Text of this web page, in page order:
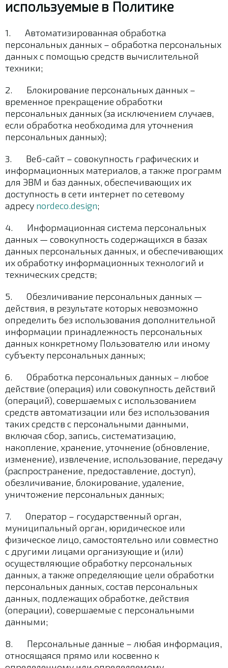
используемые в Политике
1. Автоматизированная обработка
персональных данных – обработка персональных
данных с помощью средств вычислительной
техники;
2. Блокирование персональных данных –
временное прекращение обработки
персональных данных (за исключением случаев,
если обработка необходима для уточнения
персональных данных);
3. Веб-сайт – совокупность графических и
информационных материалов, а также программ
для ЭВМ и баз данных, обеспечивающих их
доступность в сети интернет по сетевому
адресу nordeco.design;
4. Информационная система персональных
данных — совокупность содержащихся в базах
данных персональных данных, и обеспечивающих
их обработку информационных технологий и
технических средств;
5. Обезличивание персональных данных —
действия, в результате которых невозможно
определить без использования дополнительной
информации принадлежность персональных
данных конкретному Пользователю или иному
субъекту персональных данных;
6. Обработка персональных данных – любое
действие (операция) или совокупность действий
(операций), совершаемых с использованием
средств автоматизации или без использования
таких средств с персональными данными,
включая сбор, запись, систематизацию,
накопление, хранение, уточнение (обновление,
изменение), извлечение, использование, передачу
(распространение, предоставление, доступ),
обезличивание, блокирование, удаление,
уничтожение персональных данных;
7. Оператор – государственный орган,
муниципальный орган, юридическое или
физическое лицо, самостоятельно или совместно
с другими лицами организующие и (или)
осуществляющие обработку персональных
данных, а также определяющие цели обработки
персональных данных, состав персональных
данных, подлежащих обработке, действия
(операции), совершаемые с персональными
данными;
8. Персональные данные – любая информация,
относящаяся прямо или косвенно к